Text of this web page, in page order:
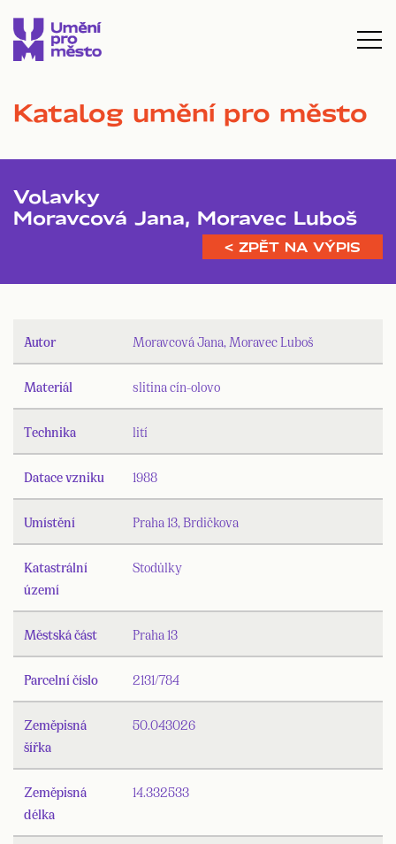
Katalog umění pro město
Volavky
Moravcová Jana, Moravec Luboš
< ZPĚT NA VÝPIS
Autor Moravcová Jana, Moravec Luboš
Materiál slitina cín-olovo
Technika lití
Datace vzniku 1988
Umístění Praha 13, Brdičkova
Katastrální
území
Stodůlky
Městská část Praha 13
Parcelní číslo 2131/784
Zeměpisná
šířka
50.043026
Zeměpisná
délka
14.332533